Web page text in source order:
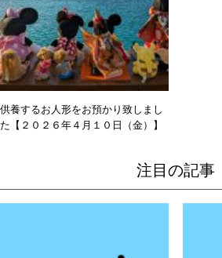
供養するお人形をお預かり致しまし
た【２０２６年４月１０日（金）】
注目の記事